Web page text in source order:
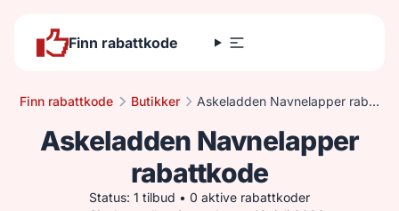
Finn rabattkode
Finn rabattkode Butikker Askeladden Navnelapper rabattkode
Askeladden Navnelapper
rabattkode
Status: 1 tilbud • 0 aktive rabattkoder